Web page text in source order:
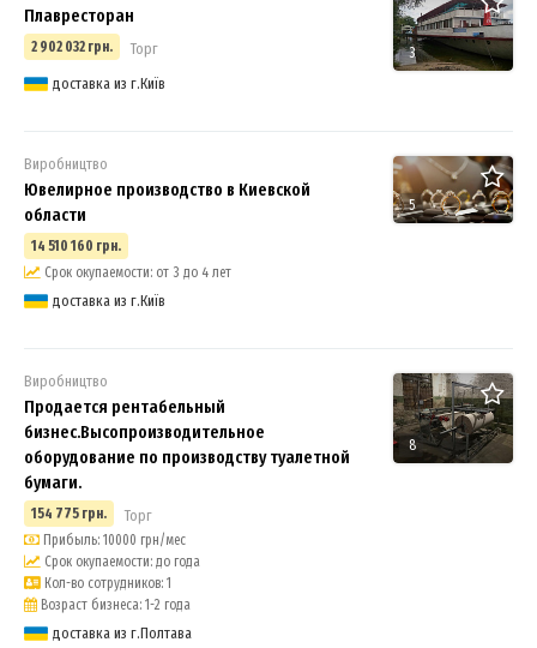
3
Плавресторан
2 902 032 грн.
Торг
доставка из г.Київ
5
Виробництво
Ювелирное производство в Киевской
области
14 510 160 грн.
Срок окупаемости: от 3 до 4 лет
доставка из г.Київ
8
Виробництво
Продается рентабельный
бизнес.Высопроизводительное
оборудование по производству туалетной
бумаги.
154 775 грн. Торг
Прибыль: 10000 грн/мес
Срок окупаемости: до года
Кол-во сотрудников: 1
Возраст бизнеса: 1-2 года
доставка из г.Полтава